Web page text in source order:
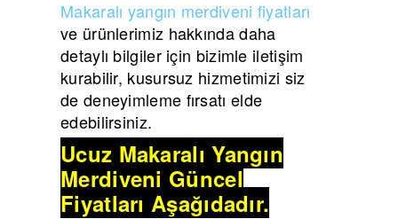
Makaralı yangın merdiveni fiyatları
ve ürünlerimiz hakkında daha
detaylı bilgiler için bizimle iletişim
kurabilir, kusursuz hizmetimizi siz
de deneyimleme fırsatı elde
edebilirsiniz.
Ucuz Makaralı Yangın
Merdiveni Güncel
Fiyatları Aşağıdadır.